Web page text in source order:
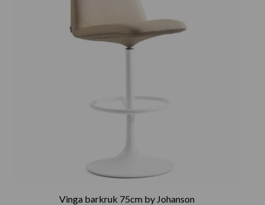
Vinga barkruk 75cm by Johanson